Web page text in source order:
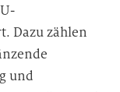
Dazu zählen
und